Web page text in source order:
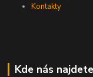
Kontakty
Kde nás najdete